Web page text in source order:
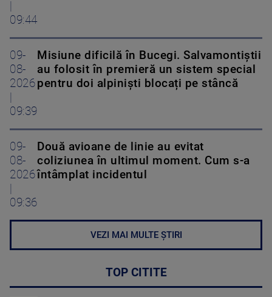
09:44
09-
08-
2026
09:39
Misiune dificilă în Bucegi. Salvamontiștii
au folosit în premieră un sistem special
pentru doi alpiniști blocați pe stâncă
09-
08-
2026
09:36
Două avioane de linie au evitat
coliziunea în ultimul moment. Cum s-a
întâmplat incidentul
VEZI MAI MULTE ȘTIRI
TOP CITITE